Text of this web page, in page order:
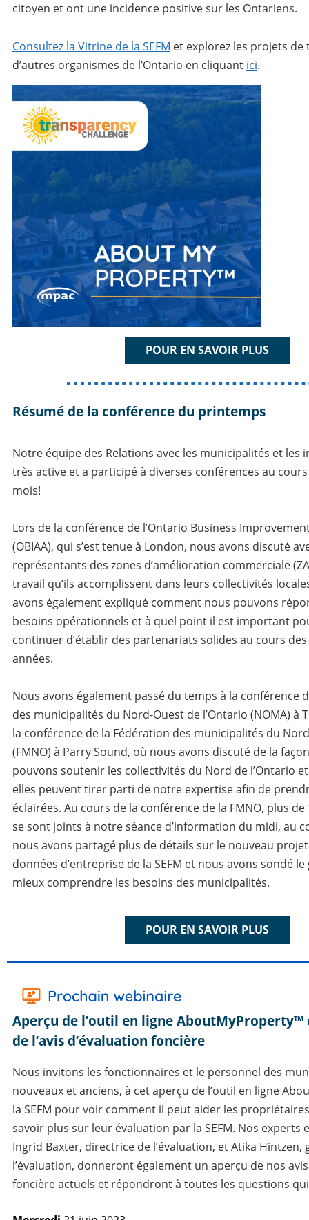
citoyen et ont une incidence positive sur les Ontariens.
Consultez la Vitrine de la SEFM et explorez les projets de
d’autres organismes de l’Ontario en cliquant ici.
POUR EN SAVOIR PLUS
Résumé de la conférence du printemps
Notre équipe des Relations avec les municipalités et les
très active et a participé à diverses conférences au
mois!
Lors de la conférence de l’Ontario Business
(OBIAA), qui s’est tenue à London, nous avons discuté
représentants des zones d’amélioration commerciale
travail qu’ils accomplissent dans leurs collectivités
avons également expliqué comment nous pouvons
besoins opérationnels et à quel point il est important
continuer d’établir des partenariats solides au cours
années.
Nous avons également passé du temps à la conférence
des municipalités du Nord-Ouest de l’Ontario (NOMA) à
la conférence de la Fédération des municipalités du
(FMNO) à Parry Sound, où nous avons discuté de la
pouvons soutenir les collectivités du Nord de l’Ontario
elles peuvent tirer parti de notre expertise afin de
éclairées. Au cours de la conférence de la FMNO, plus
se sont joints à notre séance d’information du midi, au
nous avons partagé plus de détails sur le nouveau
données d’entreprise de la SEFM et nous avons sondé
mieux comprendre les besoins des municipalités.
POUR EN SAVOIR PLUS
Aperçu de l’outil en ligne AboutMyProperty™
de l’avis d’évaluation foncière
Nous invitons les fonctionnaires et le personnel des
nouveaux et anciens, à cet aperçu de l’outil en ligne
la SEFM pour voir comment il peut aider les
savoir plus sur leur évaluation par la SEFM. Nos experts
Ingrid Baxter, directrice de l’évaluation, et Atika Hintzen,
l’évaluation, donneront également un aperçu de nos
foncière actuels et répondront à toutes les questions